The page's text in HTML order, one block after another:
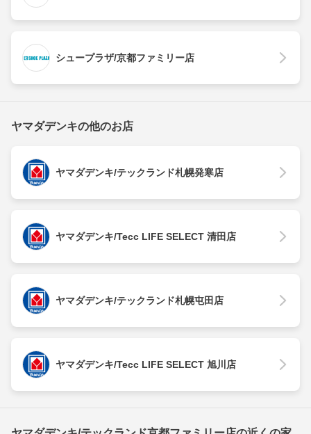
シュープラザ/京都ファミリー店
ヤマダデンキの他のお店
ヤマダデンキ/テックランド札幌発寒店
ヤマダデンキ/Tecc LIFE SELECT 清田店
ヤマダデンキ/テックランド札幌屯田店
ヤマダデンキ/Tecc LIFE SELECT 旭川店